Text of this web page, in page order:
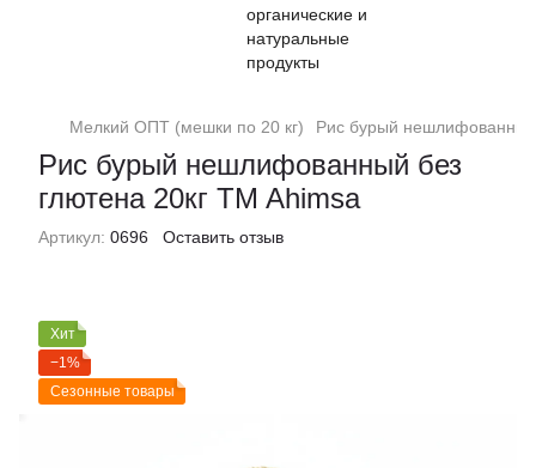
Мелкий ОПТ (мешки по 20 кг) Рис бурый нешлифованный
Рис бурый нешлифованный без
глютена 20кг TM Ahimsa
Артикул: 0696 Оставить отзыв
Хит
−1%
Сезонные товары